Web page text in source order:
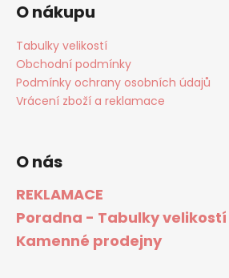
O nákupu
Tabulky velikostí
Obchodní podmínky
Podmínky ochrany osobních údajů
Vrácení zboží a reklamace
O nás
REKLAMACE
Poradna - Tabulky velikostí
Kamenné prodejny